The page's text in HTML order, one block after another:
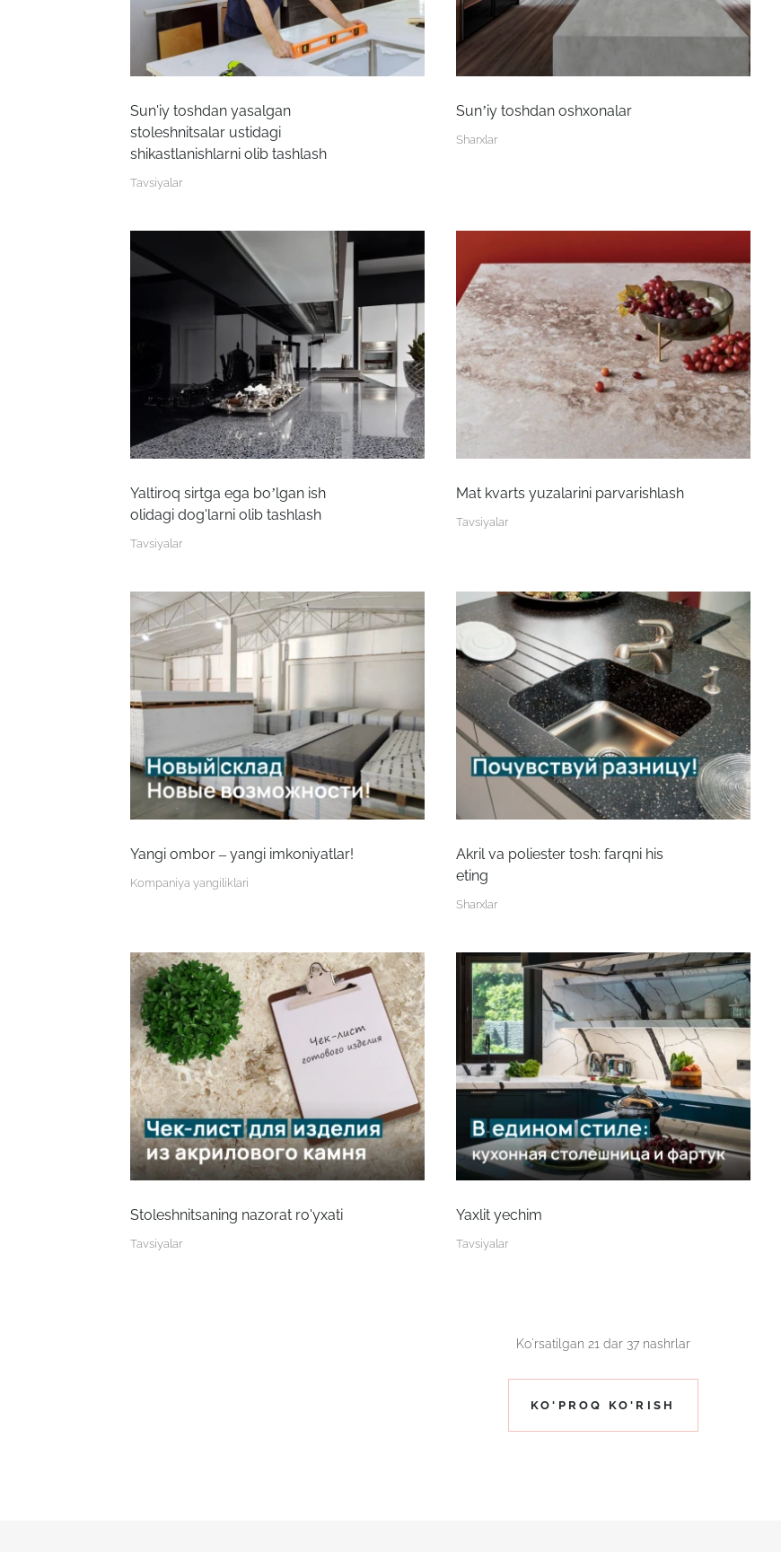
Sun'iy toshdan yasalgan
stoleshnitsalar ustidagi
shikastlanishlarni olib tashlash
Tavsiyalar
Sun’iy toshdan oshxonalar
Sharxlar
Yaltiroq sirtga ega bo’lgan ish
olidagi dog'larni olib tashlash
Tavsiyalar
Mat kvarts yuzalarini parvarishlash
Tavsiyalar
Yangi ombor – yangi imkoniyatlar!
Kompaniya yangiliklari
Akril va poliester tosh: farqni his
eting
Sharxlar
Stoleshnitsaning nazorat ro'yxati
Tavsiyalar
Yaxlit yechim
Tavsiyalar
Ko'rsatilgan 21 dar 37 nashrlar
KO'PROQ KO'RISH